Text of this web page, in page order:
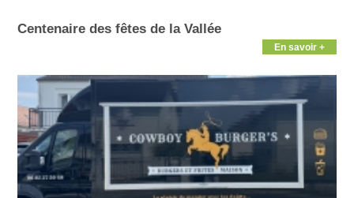
Centenaire des fêtes de la Vallée
En savoir +